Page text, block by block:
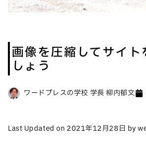
画像を圧縮してサイト
しょう
ワードプレスの学校 学長 柳内郁文
Last Updated on 2021年12月28日 by